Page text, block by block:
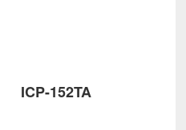
ICP-152TA